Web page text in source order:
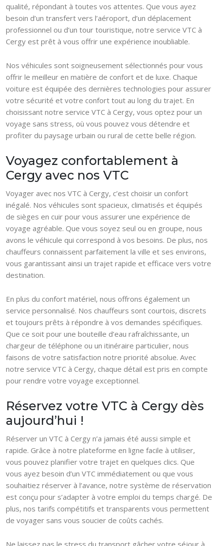
qualité, répondant à toutes vos attentes. Que vous ayez
besoin d’un transfert vers l’aéroport, d’un déplacement
professionnel ou d’un tour touristique, notre service VTC à
Cergy est prêt à vous offrir une expérience inoubliable.
Nos véhicules sont soigneusement sélectionnés pour vous
offrir le meilleur en matière de confort et de luxe. Chaque
voiture est équipée des dernières technologies pour assurer
votre sécurité et votre confort tout au long du trajet. En
choisissant notre service VTC à Cergy, vous optez pour un
voyage sans stress, où vous pouvez vous détendre et
profiter du paysage urbain ou rural de cette belle région.
Voyagez confortablement à
Cergy avec nos VTC
Voyager avec nos VTC à Cergy, c’est choisir un confort
inégalé. Nos véhicules sont spacieux, climatisés et équipés
de sièges en cuir pour vous assurer une expérience de
voyage agréable. Que vous soyez seul ou en groupe, nous
avons le véhicule qui correspond à vos besoins. De plus, nos
chauffeurs connaissent parfaitement la ville et ses environs,
vous garantissant ainsi un trajet rapide et efficace vers votre
destination.
En plus du confort matériel, nous offrons également un
service personnalisé. Nos chauffeurs sont courtois, discrets
et toujours prêts à répondre à vos demandes spécifiques.
Que ce soit pour une bouteille d’eau rafraîchissante, un
chargeur de téléphone ou un itinéraire particulier, nous
faisons de votre satisfaction notre priorité absolue. Avec
notre service VTC à Cergy, chaque détail est pris en compte
pour rendre votre voyage exceptionnel.
Réservez votre VTC à Cergy dès
aujourd’hui !
Réserver un VTC à Cergy n’a jamais été aussi simple et
rapide. Grâce à notre plateforme en ligne facile à utiliser,
vous pouvez planifier votre trajet en quelques clics. Que
vous ayez besoin d’un VTC immédiatement ou que vous
souhaitiez réserver à l’avance, notre système de réservation
est conçu pour s’adapter à votre emploi du temps chargé. De
plus, nos tarifs compétitifs et transparents vous permettent
de voyager sans vous soucier de coûts cachés.
Ne laissez pas le stress du transport gâcher votre séjour à